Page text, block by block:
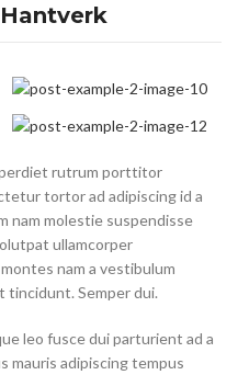
rutrum porttitor
tortor ad adipiscing id a
nam molestie suspendisse
ullamcorper
nam a vestibulum
Semper dui.
leo fusce dui parturient ad a
mauris adipiscing tempus